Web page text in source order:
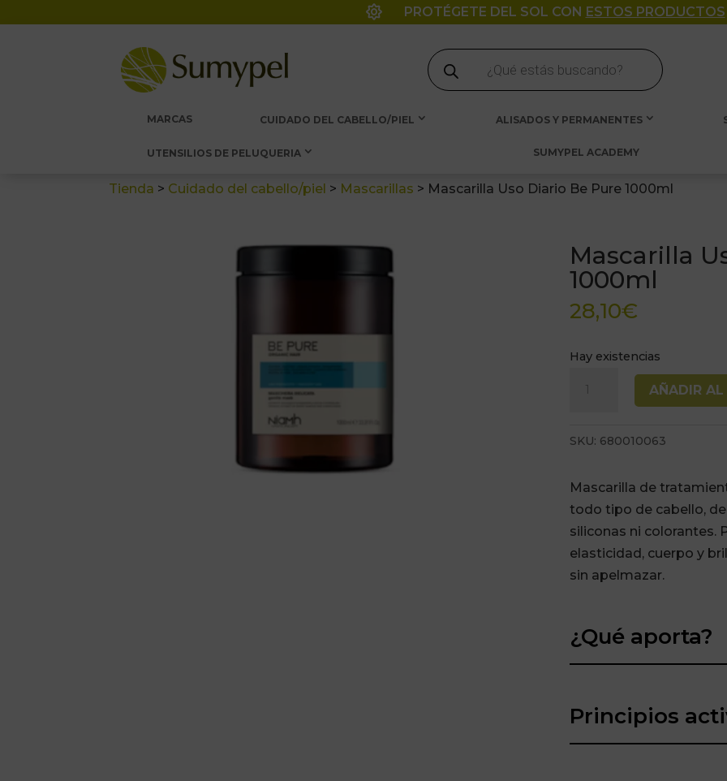
 PROTÉGETE DEL SOL CON ESTOS PRODUCTOS
Búsqueda
de
productos
MARCAS CUIDADO DEL CABELLO/PIEL ALISADOS Y PERMANENTES
UTENSILIOS DE PELUQUERIA SUMYPEL ACADEMY
Tienda > Cuidado del cabello/piel > Mascarillas > Mascarilla Uso Diario Be Pure 1000ml
Mascarilla
1000ml
28,10€
Hay existencias
Mascarilla
Be
1000ml
cantidad
AÑADIR AL
SKU: 680010063
Mascarilla de
todo tipo de cabello, de
siliconas ni colorantes.
elasticidad, cuerpo y
sin apelmazar.
¿Qué aporta?
Principios